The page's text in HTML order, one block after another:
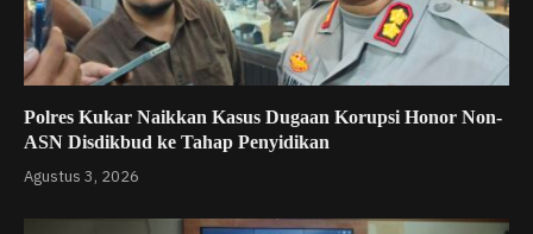
Polres Kukar Naikkan Kasus Dugaan Korupsi Honor Non-
ASN Disdikbud ke Tahap Penyidikan
Agustus 3, 2026